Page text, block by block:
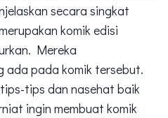
secara singkat
komik edisi
Mereka
ada pada komik tersebut.
tips dan nasehat baik
ingin membuat komik